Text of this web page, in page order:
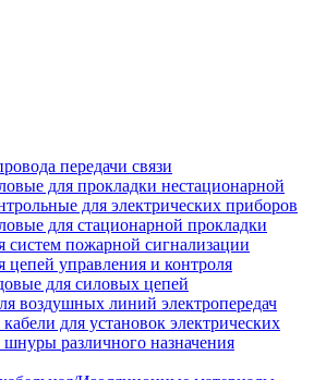
передачи связи
для прокладки нестационарной
для электрических приборов
для стационарной прокладки
систем пожарной сигнализации
цепей управления и контроля
для силовых цепей
воздушных линий электропередач
для установок электрических
различного назначения